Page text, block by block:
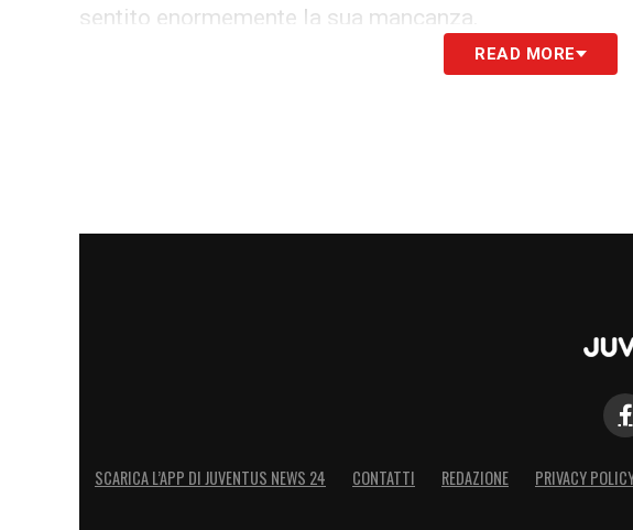
sentito enormemente la sua mancanza.
Questo suo recupero lampo cambia le strategie di
READ MORE
SCARICA L’APP DI JUVENTUS NEWS 24 CONTATTI REDAZIONE PRIVACY